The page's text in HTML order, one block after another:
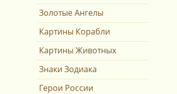
Золотые Ангелы
Картины Корабли
Картины Животных
Знаки Зодиака
Герои России